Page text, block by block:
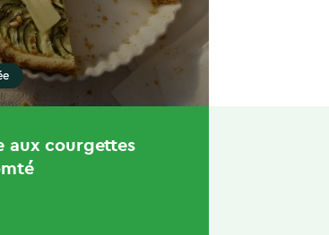
aux courgettes